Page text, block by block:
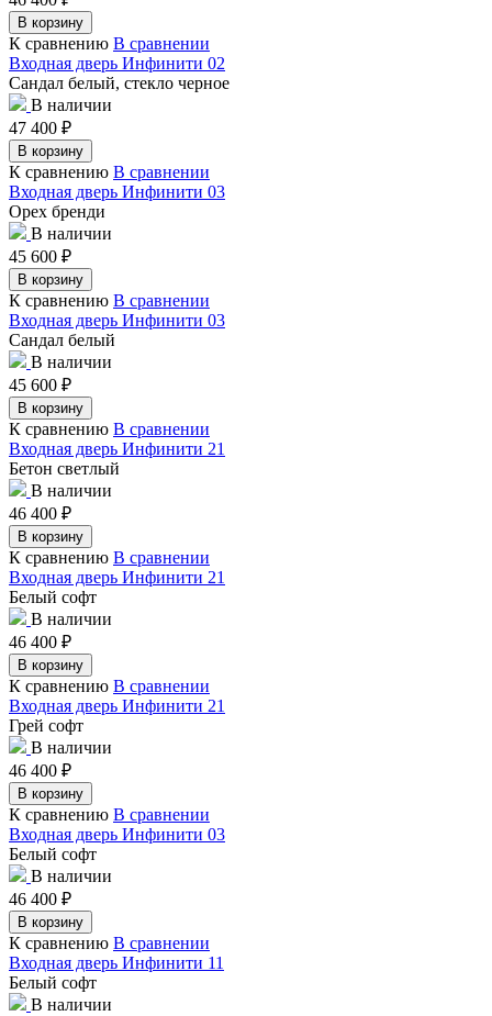
В корзину
К сравнению В сравнении
Входная дверь Инфинити 02
Сандал белый, стекло черное
В наличии
47 400 ₽
В корзину
К сравнению В сравнении
Входная дверь Инфинити 03
Орех бренди
В наличии
45 600 ₽
В корзину
К сравнению В сравнении
Входная дверь Инфинити 03
Сандал белый
В наличии
45 600 ₽
В корзину
К сравнению В сравнении
Входная дверь Инфинити 21
Бетон светлый
В наличии
46 400 ₽
В корзину
К сравнению В сравнении
Входная дверь Инфинити 21
Белый софт
В наличии
46 400 ₽
В корзину
К сравнению В сравнении
Входная дверь Инфинити 21
Грей софт
В наличии
46 400 ₽
В корзину
К сравнению В сравнении
Входная дверь Инфинити 03
Белый софт
В наличии
46 400 ₽
В корзину
К сравнению В сравнении
Входная дверь Инфинити 11
Белый софт
В наличии